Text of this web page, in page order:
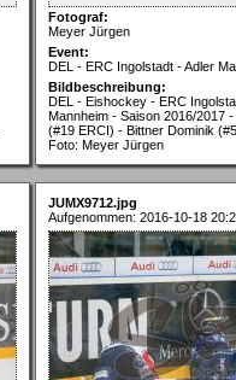
Fotograf:
Meyer Jürgen
Event:
DEL - ERC Ingolstadt - Adler
Bildbeschreibung:
DEL - Eishockey - ERC
Mannheim - Saison 2016/2017
(#19 ERCI) - Bittner Dominik
Foto: Meyer Jürgen
JUMX9712.jpg
Aufgenommen: 2016-10-18